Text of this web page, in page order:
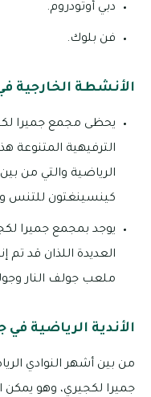
دبي أوتودروم.
فن بلوك.
الأنشطة الخارجية
يحظى مجمع جميرا
الترفيهية المتنوعة
الرياضية والتي من
كينسينغتون للتنس
يوجد بمجمع جميرا
العديدة اللذان قد
ملعب جولف النار
الأندية الرياضية في
من بين أشهر النوادي